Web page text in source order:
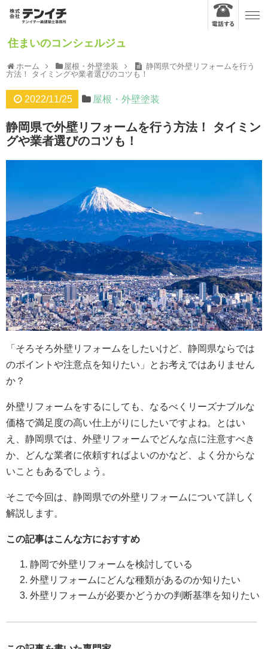
住まいのコンシェルジュ
ホーム 屋根・外壁塗装
静岡県で外壁リフォームを行う
方法！ タイミングや業者選びのコツも！
2022/11/25 屋根・外壁塗装
静岡県で外壁リフォームを行う方法！ タイミン
グや業者選びのコツも！
「そろそろ外壁リフォームをしたいけど、静岡県ならでは
のポイントや注意点を知りたい」とお考えではありません
か？
外壁リフォームをするにしても、なるべくリーズナブルな
価格で満足度の高い仕上がりにしたいですよね。とはい
え、静岡県では、外壁リフォームでどんな点に注意すべき
か、どんな業者に依頼すればよいのかなど、よく分からな
いこともあるでしょう。
そこで今回は、静岡県での外壁リフォームについて詳しく
解説します。
この記事はこんな方におすすめ
静岡で外壁リフォームを検討している
外壁リフォームにどんな種類があるのか知りたい
外壁リフォームが必要かどうかの判断基準を知りたい